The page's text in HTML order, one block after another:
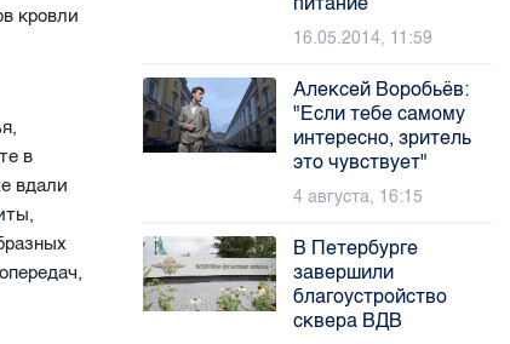
кровли
в
вдали
16.05.2014, 11:59
Алексей Воробьёв:
"Если тебе самому
интересно, зритель
это чувствует"
4 августа, 16:15
В Петербурге
завершили
благоустройство
сквера ВДВ